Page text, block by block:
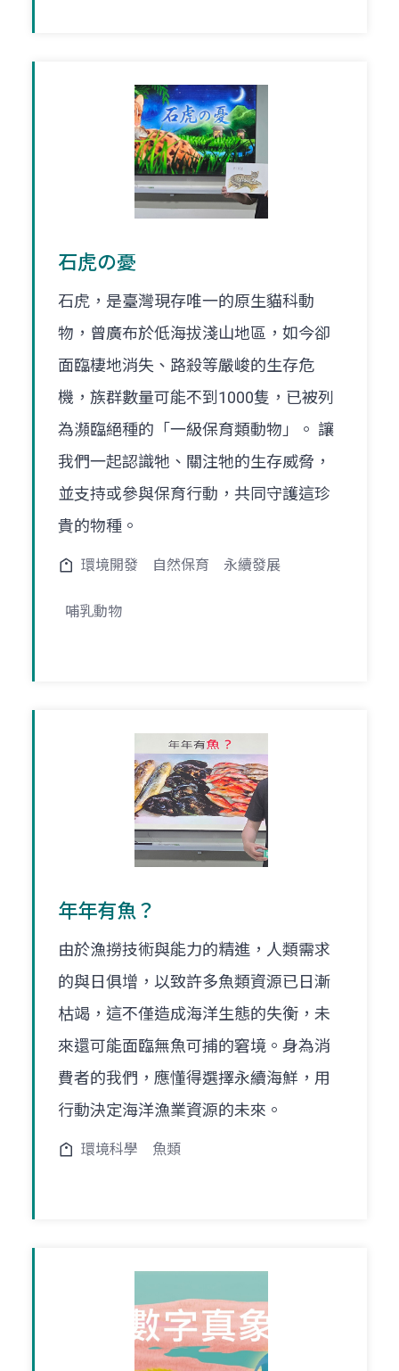
石虎の憂
石虎，是臺灣現存唯一的原生貓科動
物，曾廣布於低海拔淺山地區，如今卻
面臨棲地消失、路殺等嚴峻的生存危
機，族群數量可能不到1000隻，已被列
為瀕臨絕種的「一級保育類動物」。 讓
我們一起認識牠、關注牠的生存威脅，
並支持或參與保育行動，共同守護這珍
貴的物種。
環境開發 自然保育 永續發展
哺乳動物
年年有魚？
由於漁撈技術與能力的精進，人類需求
的與日俱增，以致許多魚類資源已日漸
枯竭，這不僅造成海洋生態的失衡，未
來還可能面臨無魚可捕的窘境。身為消
費者的我們，應懂得選擇永續海鮮，用
行動決定海洋漁業資源的未來。
環境科學 魚類